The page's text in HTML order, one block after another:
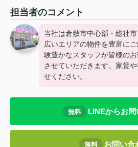
担当者のコメント
当社は倉敷市中心部・総社
広いエリアの物件を豊富に
験豊かなスタッフが皆様の
させていただきます。家賃
せください。
無料 LINEからお問
無料 お問い合